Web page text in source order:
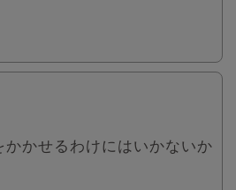
かかせるわけにはいかないか